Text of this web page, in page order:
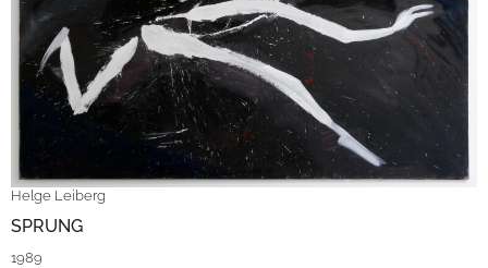
Helge Leiberg
SPRUNG
1989